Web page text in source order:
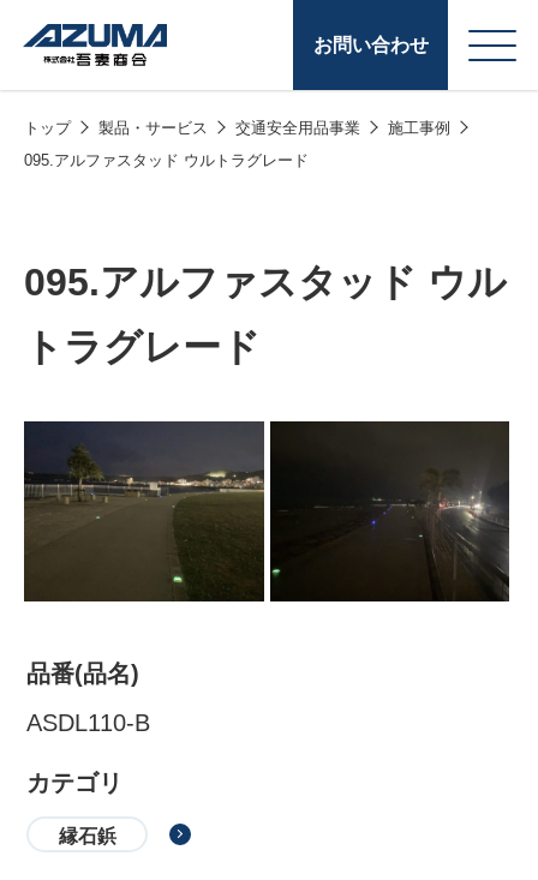
お問い合わせ
株式会社吾妻商会 会
社案内
要
製品・サービス
給油カード
コークス・鋳物
トップ 製品・サービス 交通安全用品事業
施工事例
095.アルファスタッド ウルトラグレード
095.アルファスタッド ウル
トラグレード
品番(品名)
ASDL110-B
カテゴリ
縁石鋲